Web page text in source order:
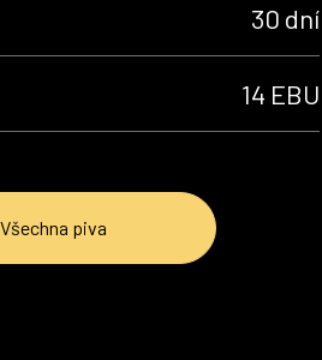
30 dní
14 EBU
Všechna piva